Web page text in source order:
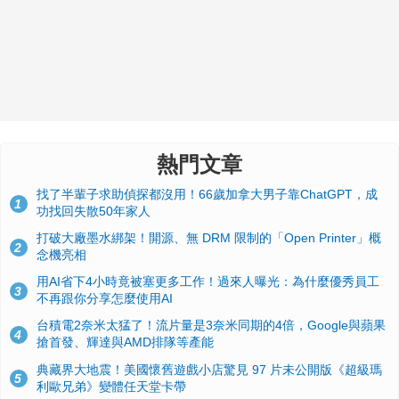
熱門文章
1
找了半輩子求助偵探都沒用！66歲加拿大男子靠ChatGPT，成
功找回失散50年家人
2
打破大廠墨水綁架！開源、無 DRM 限制的「Open Printer」概
念機亮相
3
用AI省下4小時竟被塞更多工作！過來人曝光：為什麼優秀員工
不再跟你分享怎麼使用AI
4
台積電2奈米太猛了！流片量是3奈米同期的4倍，Google與蘋果
搶首發、輝達與AMD排隊等產能
5
典藏界大地震！美國懷舊遊戲小店驚見 97 片未公開版《超級瑪
利歐兄弟》變體任天堂卡帶